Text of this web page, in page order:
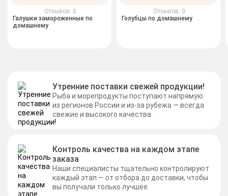
Отзывов: 0
Галушки замороженные по
домашнему
Отзывов: 0
Голубцы по домашнему
Утренние поставки свежей продукции!
Рыба и морепродукты поступают напрямую
из регионов России и из-за рубежа — всегда
свежие и высокого качества.
Контроль качества на каждом этапе
заказа
Наши специалисты тщательно контролируют
каждый этап — от отбора до доставки, чтобы
вы получали только лучшее.